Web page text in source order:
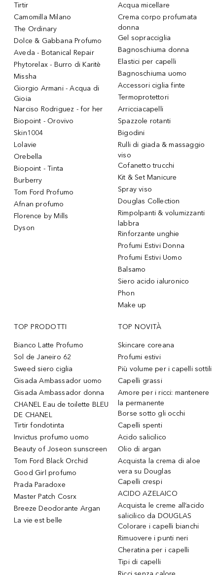
Tirtir
Camomilla Milano
The Ordinary
Dolce & Gabbana Profumo
Aveda - Botanical Repair
Phytorelax - Burro di Karitè
Missha
Giorgio Armani - Acqua di
Gioia
Narciso Rodriguez - for her
Biopoint - Orovivo
Skin1004
Lolavie
Orebella
Biopoint - Tinta
Burberry
Tom Ford Profumo
Afnan profumo
Florence by Mills
Dyson
Acqua micellare
Crema corpo profumata
donna
Gel sopracciglia
Bagnoschiuma donna
Elastici per capelli
Bagnoschiuma uomo
Accessori ciglia finte
Termoprotettori
Arricciacapelli
Spazzole rotanti
Bigodini
Rulli di giada & massaggio
viso
Cofanetto trucchi
Kit & Set Manicure
Spray viso
Douglas Collection
Rimpolpanti & volumizzanti
labbra
Rinforzante unghie
Profumi Estivi Donna
Profumi Estivi Uomo
Balsamo
Siero acido ialuronico
Phon
Make up
TOP PRODOTTI
Bianco Latte Profumo
Sol de Janeiro 62
Sweed siero ciglia
Gisada Ambassador uomo
Gisada Ambassador donna
CHANEL Eau de toilette BLEU
DE CHANEL
Tirtir fondotinta
Invictus profumo uomo
Beauty of Joseon sunscreen
Tom Ford Black Orchid
Good Girl profumo
Prada Paradoxe
Master Patch Cosrx
Breeze Deodorante Argan
La vie est belle
TOP NOVITÀ
Skincare coreana
Profumi estivi
Più volume per i capelli sottili
Capelli grassi
Amore per i ricci: mantenere
la permanente
Borse sotto gli occhi
Capelli spenti
Acido salicilico
Olio di argan
Acquista la crema di aloe
vera su Douglas
Capelli crespi
ACIDO AZELAICO
Acquista le creme all’acido
salicilico da DOUGLAS
Colorare i capelli bianchi
Rimuovere i punti neri
Cheratina per i capelli
Tipi di capelli